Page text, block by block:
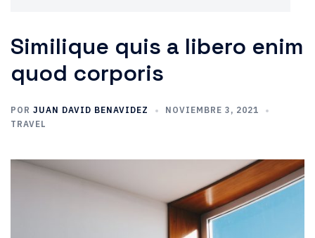
Similique quis a libero enim
quod corporis
POR JUAN DAVID BENAVIDEZ
NOVIEMBRE 3, 2021
TRAVEL